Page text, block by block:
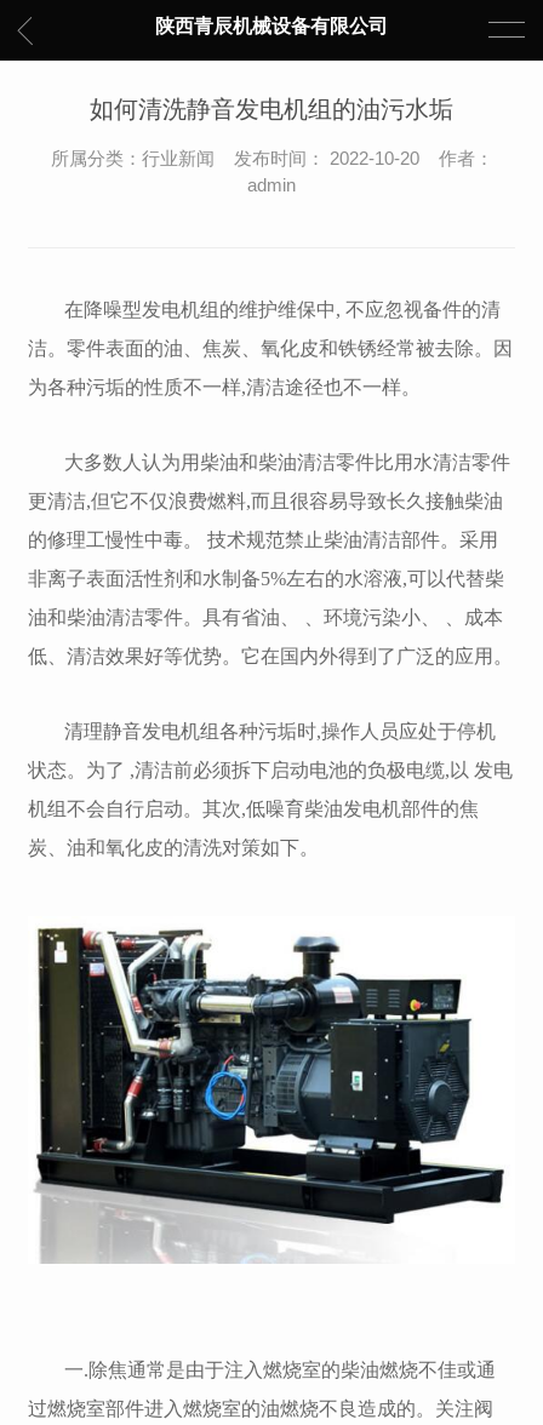
陕西青辰机械设备有限公司
如何清洗静音发电机组的油污水垢
所属分类：行业新闻 发布时间： 2022-10-20 作者：
admin
在降噪型发电机组的维护维保中, 不应忽视备件的清
洁。零件表面的油、焦炭、氧化皮和铁锈经常被去除。因
为各种污垢的性质不一样,清洁途径也不一样。
大多数人认为用柴油和柴油清洁零件比用水清洁零件
更清洁,但它不仅浪费燃料,而且很容易导致长久接触柴油
的修理工慢性中毒。 技术规范禁止柴油清洁部件。采用
非离子表面活性剂和水制备5%左右的水溶液,可以代替柴
油和柴油清洁零件。具有省油、 、环境污染小、 、成本
低、清洁效果好等优势。它在国内外得到了广泛的应用。
清理静音发电机组各种污垢时,操作人员应处于停机
状态。为了 ,清洁前必须拆下启动电池的负极电缆,以 发电
机组不会自行启动。其次,低噪育柴油发电机部件的焦
炭、油和氧化皮的清洗对策如下。
一.除焦通常是由于注入燃烧室的柴油燃烧不佳或通
过燃烧室部件进入燃烧室的油燃烧不良造成的。关注阀